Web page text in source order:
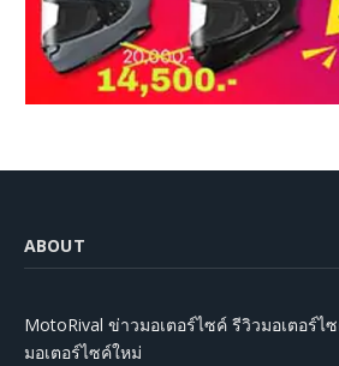
ABOUT
MotoRival ข่าวมอเตอร์ไซค์ รีวิวมอเตอร์ไ
มอเตอร์ไซค์ใหม่